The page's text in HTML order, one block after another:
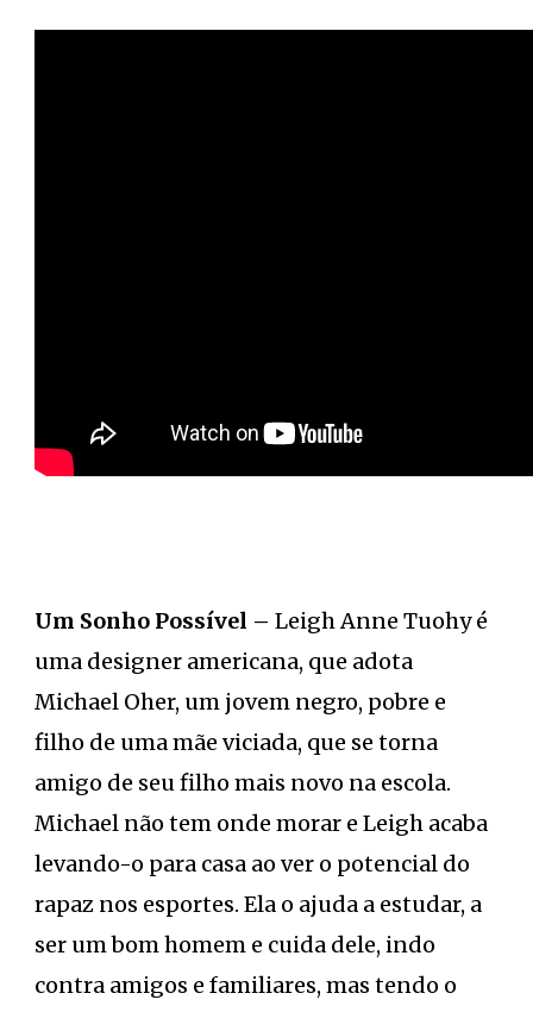
Um Sonho Possível – Leigh Anne Tuohy é
uma designer americana, que adota
Michael Oher, um jovem negro, pobre e
filho de uma mãe viciada, que se torna
amigo de seu filho mais novo na escola.
Michael não tem onde morar e Leigh acaba
levando-o para casa ao ver o potencial do
rapaz nos esportes. Ela o ajuda a estudar, a
ser um bom homem e cuida dele, indo
contra amigos e familiares, mas tendo o